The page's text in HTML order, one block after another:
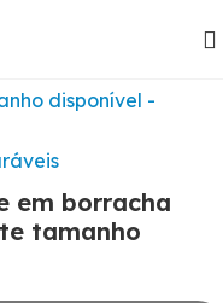
em borracha
tamanho